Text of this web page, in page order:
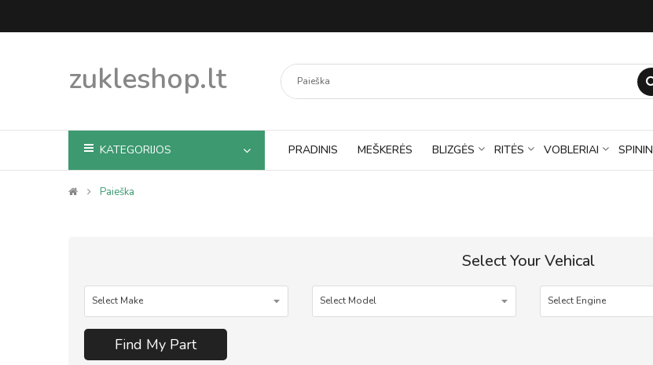
zukleshop.lt
KATEGORIJOS PRADINIS MEŠKERĖS BLIZGĖS RITĖS VOBLERIAI
Paieška
Select Your Vehical
Find My Part